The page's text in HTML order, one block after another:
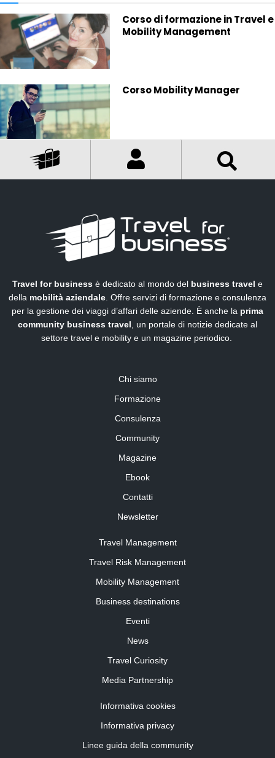
Corso di formazione in Travel e
Mobility Management
Corso Mobility Manager
Travel for business è dedicato al mondo del business travel e
della mobilità aziendale. Offre servizi di formazione e consulenza
per la gestione dei viaggi d’affari delle aziende. È anche la prima
community business travel, un portale di notizie dedicate al
settore travel e mobility e un magazine periodico.
Chi siamo
Formazione
Consulenza
Community
Magazine
Ebook
Contatti
Newsletter
Travel Management
Travel Risk Management
Mobility Management
Business destinations
Eventi
News
Travel Curiosity
Media Partnership
Informativa cookies
Informativa privacy
Linee guida della community